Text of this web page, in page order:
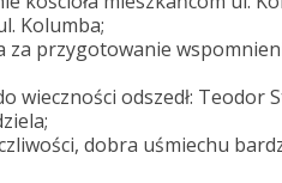
Kolumba;
za przygotowanie
wieczności odszedł: Teodor
dobra uśmiechu